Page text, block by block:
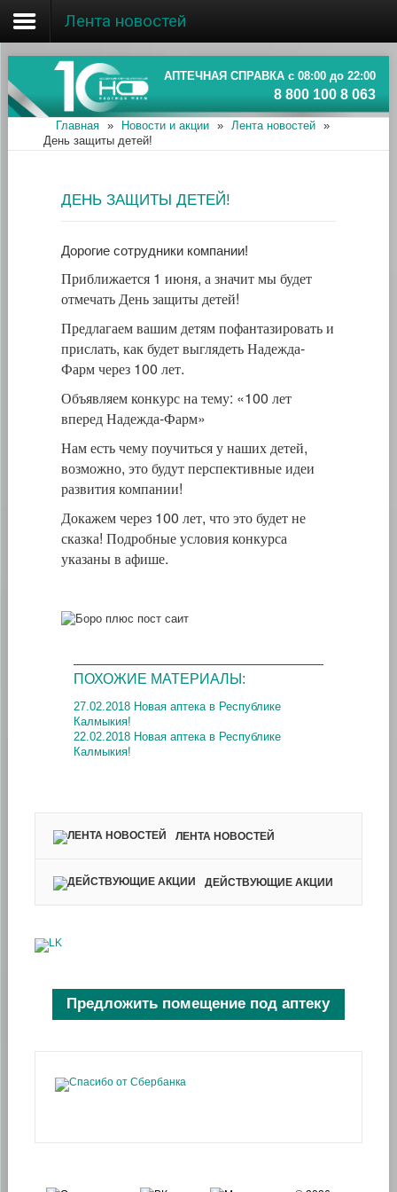
Главная
Об ассоциации
Наши аптеки
Информация
Лента новостей
АПТЕЧНАЯ СПРАВКА с 08:00 до 22:00
8 800 100 8 063
Главная » Новости и акции » Лента новостей
»
День защиты детей!
ДЕНЬ ЗАЩИТЫ ДЕТЕЙ!
Дорогие сотрудники компании!
Приближается 1 июня, а значит мы будет
отмечать День защиты детей!
Предлагаем вашим детям пофантазировать и
прислать, как будет выглядеть Надежда-
Фарм через 100 лет.
Объявляем конкурс на тему: «100 лет
вперед Надежда-Фарм»
Нам есть чему поучиться у наших детей,
возможно, это будут перспективные идеи
развития компании!
Докажем через 100 лет, что это будет не
сказка! Подробные условия конкурса
указаны в афише.
ПОХОЖИЕ МАТЕРИАЛЫ:
27.02.2018 Новая аптека в Республике
Калмыкия!
22.02.2018 Новая аптека в Республике
Калмыкия!
ЛЕНТА НОВОСТЕЙ
ДЕЙСТВУЮЩИЕ АКЦИИ
Предложить помещение под аптеку